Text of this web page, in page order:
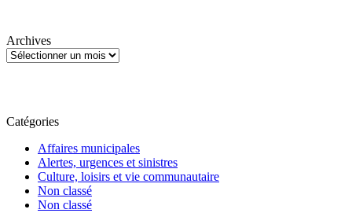
Archives
Catégories
Affaires municipales
Alertes, urgences et sinistres
Culture, loisirs et vie communautaire
Non classé
Non classé